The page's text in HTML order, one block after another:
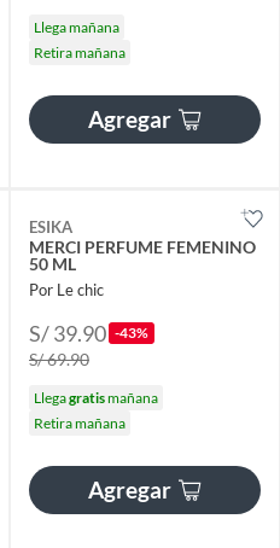
Llega mañana
Retira mañana
Agregar
ESIKA
MERCI PERFUME FEMENINO
50 ML
Por Le chic
S/ 39.90 -43%
S/ 69.90
Llegagratismañana
Retira mañana
Agregar